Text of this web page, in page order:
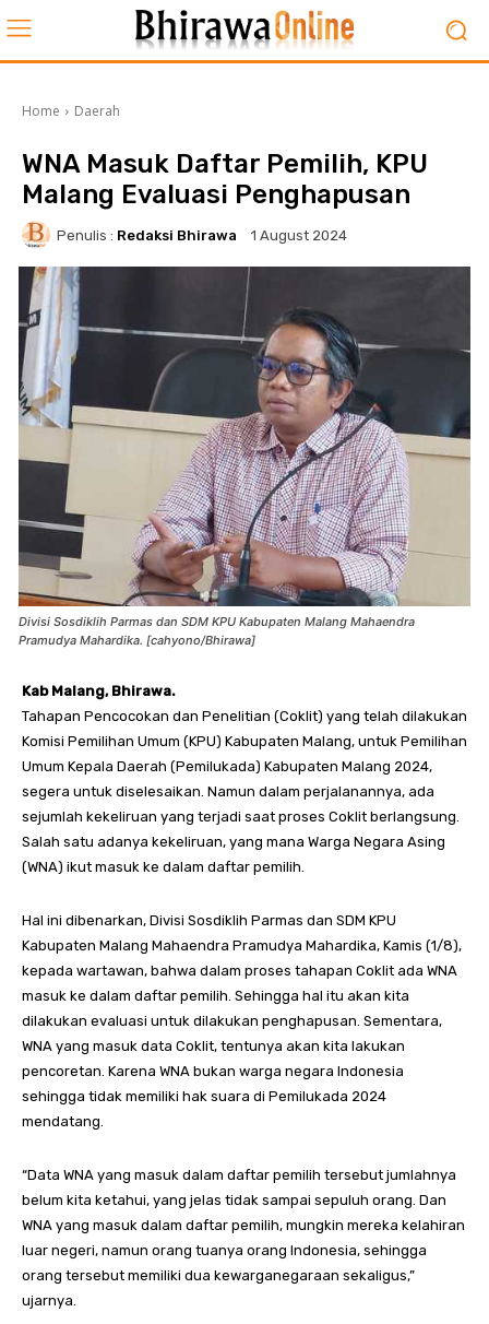
Home Daerah
WNA Masuk Daftar Pemilih, KPU
Malang Evaluasi Penghapusan
Penulis : Redaksi Bhirawa 1 August 2024
Divisi Sosdiklih Parmas dan SDM KPU Kabupaten Malang Mahaendra
Pramudya Mahardika. [cahyono/Bhirawa]
Kab Malang, Bhirawa.
Tahapan Pencocokan dan Penelitian (Coklit) yang telah dilakukan
Komisi Pemilihan Umum (KPU) Kabupaten Malang, untuk Pemilihan
Umum Kepala Daerah (Pemilukada) Kabupaten Malang 2024,
segera untuk diselesaikan. Namun dalam perjalanannya, ada
sejumlah kekeliruan yang terjadi saat proses Coklit berlangsung.
Salah satu adanya kekeliruan, yang mana Warga Negara Asing
(WNA) ikut masuk ke dalam daftar pemilih.
Hal ini dibenarkan, Divisi Sosdiklih Parmas dan SDM KPU
Kabupaten Malang Mahaendra Pramudya Mahardika, Kamis (1/8),
kepada wartawan, bahwa dalam proses tahapan Coklit ada WNA
masuk ke dalam daftar pemilih. Sehingga hal itu akan kita
dilakukan evaluasi untuk dilakukan penghapusan. Sementara,
WNA yang masuk data Coklit, tentunya akan kita lakukan
pencoretan. Karena WNA bukan warga negara Indonesia
sehingga tidak memiliki hak suara di Pemilukada 2024
mendatang.
“Data WNA yang masuk dalam daftar pemilih tersebut jumlahnya
belum kita ketahui, yang jelas tidak sampai sepuluh orang. Dan
WNA yang masuk dalam daftar pemilih, mungkin mereka kelahiran
luar negeri, namun orang tuanya orang Indonesia, sehingga
orang tersebut memiliki dua kewarganegaraan sekaligus,”
ujarnya.